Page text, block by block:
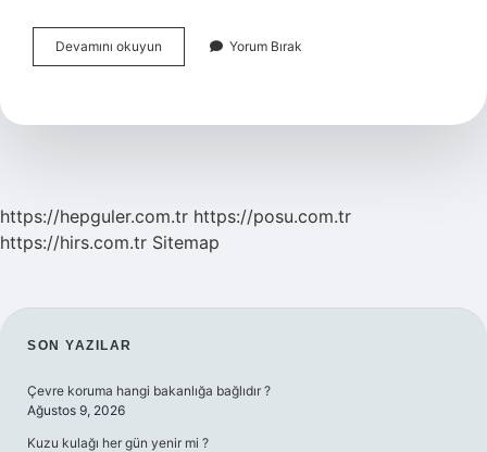
Devamını okuyun
Göre
Yaşında
Yorum Bırak
https://hepguler.com.tr https://posu.com.tr
https://hirs.com.tr Sitemap
SIDEBAR
SON YAZILAR
Çevre koruma hangi bakanlığa bağlıdır ?
Ağustos 9, 2026
Kuzu kulağı her gün yenir mi ?